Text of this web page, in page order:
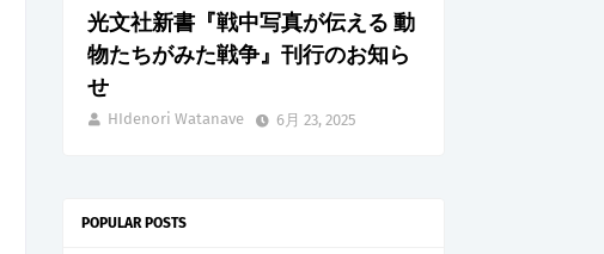
光文社新書『戦中写真が伝える 動
物たちがみた戦争』刊行のお知ら
せ
HIdenori Watanave 6月 23, 2025
POPULAR POSTS